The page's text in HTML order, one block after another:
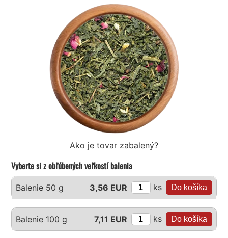
Ako je tovar zabalený?
Vyberte si z obľúbených veľkostí balenia
Balenie 50 g 3,56 EUR ks
Balenie 100 g 7,11 EUR ks